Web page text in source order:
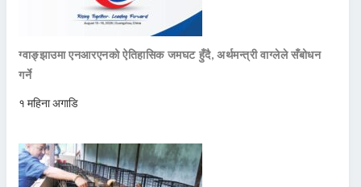
ग्वाङ्झाउमा एनआरएनको ऐतिहासिक जमघट हुँदै, अर्थमन्त्री वाग्लेले सँबोधन
गर्ने
१ महिना अगाडि